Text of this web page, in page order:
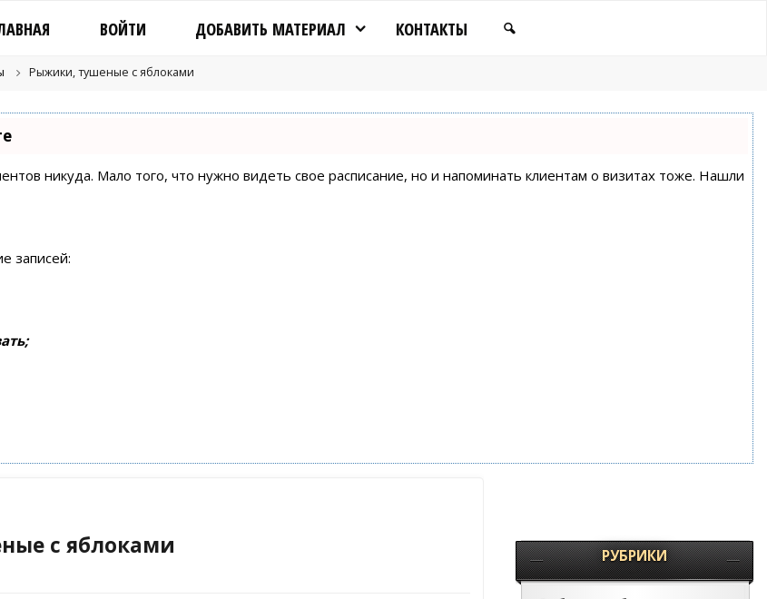
ВОЙТИ ДОБАВИТЬ МАТЕРИАЛ КОНТАКТЫ
Рыжики, тушеные с яблоками
никуда. Мало того, что нужно видеть свое расписание, но и напоминать клиентам о визитах тоже. Нашли
записей:
с яблоками РУБРИКИ